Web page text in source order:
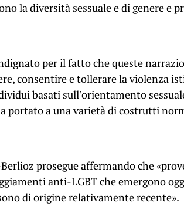
la diversità sessuale e di genere e
per il fatto che queste
consentire e tollerare la violenza
basati sull’orientamento
portato a una varietà di costrutti
prosegue affermando che
anti-LGBT che emergono
di origine relativamente recente».